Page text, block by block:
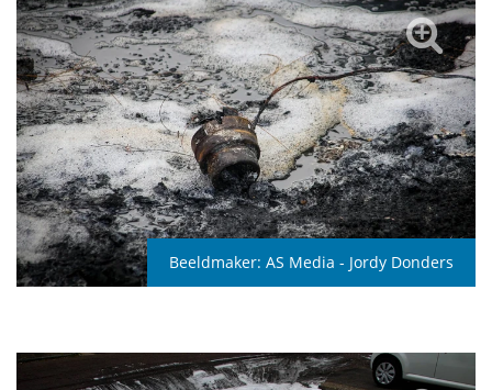
Beeldmaker: AS Media - Jordy Donders